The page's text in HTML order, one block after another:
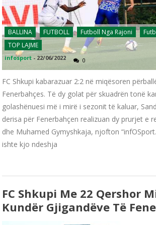
BALLINA FUTBOLL Futboll Nga Rajoni
TOP LAJME
infosport - 22/06/2022 0
FC Shkupi kabarazuar 2:2 në miqësoren
Fenerbahçes. Të dy golat për skuadrën tonë
golashënuesi më i mirë i sezonit të kaluar,
derisa për Fenerbahçen realizuan dy prurjet e
dhe Muhamed Gymyshkaja, njofton
ishte kjo ndeshja
FC Shkupi Me 22 Qershor
Kundër Gjigandëve Të